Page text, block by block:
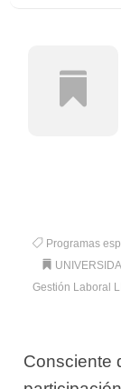
Programas
Gestión Laboral
Consciente